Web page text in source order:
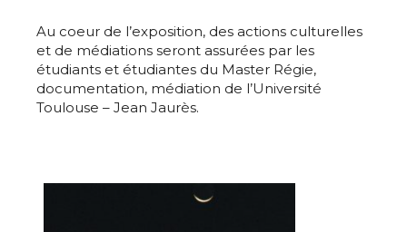
Au coeur de l’exposition, des actions culturelles
et de médiations seront assurées par les
étudiants et étudiantes du Master Régie,
documentation, médiation de l’Université
Toulouse – Jean Jaurès.